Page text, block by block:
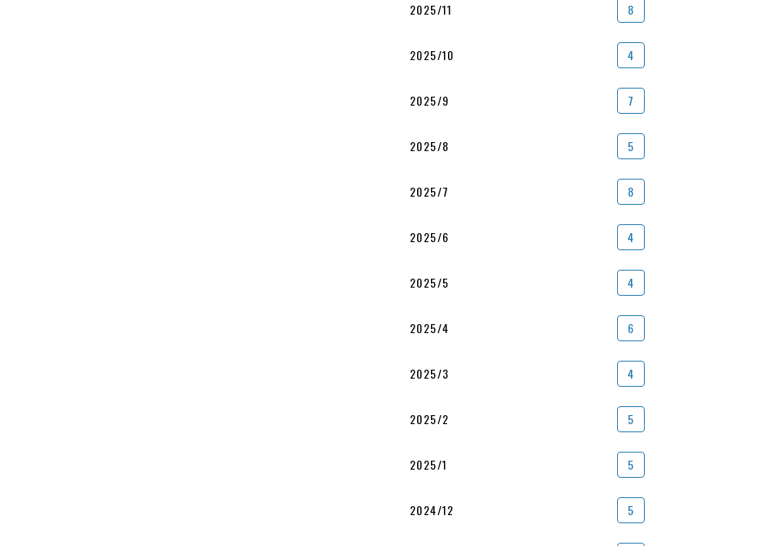
2025/11 8
2025/10 4
2025/9 7
2025/8 5
2025/7 8
2025/6 4
2025/5 4
2025/4 6
2025/3 4
2025/2 5
2025/1 5
2024/12 5